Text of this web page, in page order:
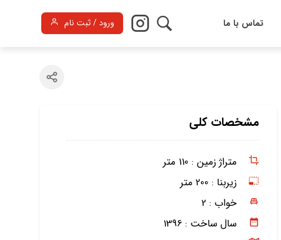
تماس با ما ورود / ثبت نام
مشخصات کلی
متراژ زمین : 110 متر
زیربنا : 200 متر
خواب : 2
سال ساخت : 1396